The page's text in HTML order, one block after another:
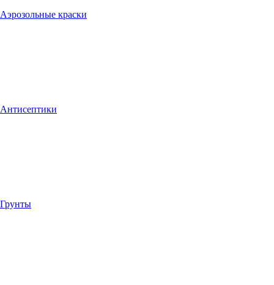
Аэрозольные краски
Антисептики
Грунты